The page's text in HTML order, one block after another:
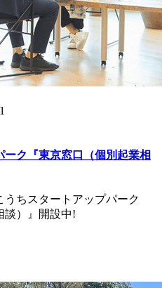
ク『東京窓口（個別起業相
ちスタートアップパーク
談）』開設中!